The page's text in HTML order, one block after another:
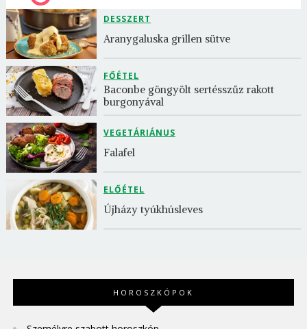
DESSZERT
Aranygaluska grillen sütve
FŐÉTEL
Baconbe göngyölt sertésszűz rakott
burgonyával
VEGETÁRIÁNUS
Falafel
ELŐÉTEL
Újházy tyúkhúsleves
HOROSZKÓPOK